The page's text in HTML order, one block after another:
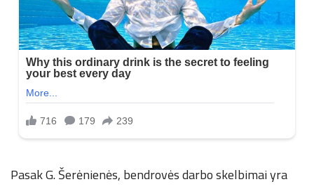
Pasak G. Šerėnienės, bendrovės darbo skelbimai yra